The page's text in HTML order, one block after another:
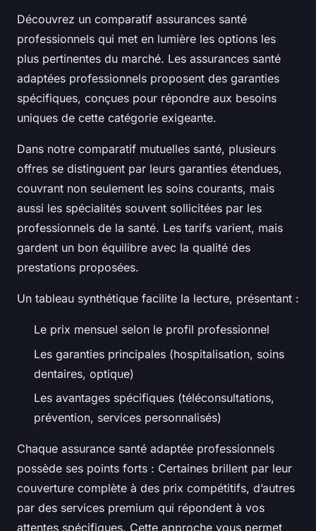
Découvrez un comparatif assurances santé
professionnels qui met en lumière les options les
plus pertinentes du marché. Les assurances santé
adaptées professionnels proposent des garanties
spécifiques, conçues pour répondre aux besoins
uniques de cette catégorie exigeante.
Dans notre comparatif mutuelles santé, plusieurs
offres se distinguent par leurs garanties étendues,
couvrant non seulement les soins courants, mais
aussi les spécialités souvent sollicitées par les
professionnels de la santé. Les tarifs varient, mais
gardent un bon équilibre avec la qualité des
prestations proposées.
Un tableau synthétique facilite la lecture, présentant :
Le prix mensuel selon le profil professionnel
Les garanties principales (hospitalisation, soins
dentaires, optique)
Les avantages spécifiques (téléconsultations,
prévention, services personnalisés)
Chaque assurance santé adaptée professionnels
possède ses points forts : Certaines brillent par leur
couverture complète à des prix compétitifs, d’autres
par des services premium qui répondent à vos
attentes spécifiques. Cette approche vous permet